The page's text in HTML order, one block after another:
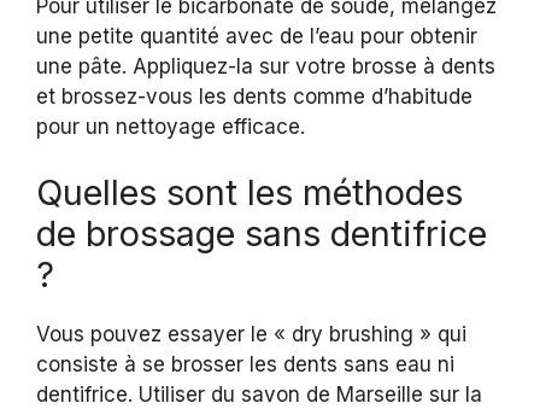
Pour utiliser le bicarbonate de soude, mélangez
une petite quantité avec de l’eau pour obtenir
une pâte. Appliquez-la sur votre brosse à dents
et brossez-vous les dents comme d’habitude
pour un nettoyage efficace.
Quelles sont les méthodes
de brossage sans dentifrice
?
Vous pouvez essayer le « dry brushing » qui
consiste à se brosser les dents sans eau ni
dentifrice. Utiliser du savon de Marseille sur la